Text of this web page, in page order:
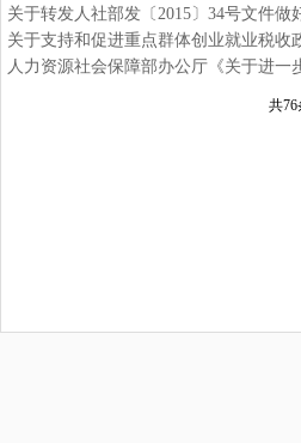
关于支持和促进重点群体创业就业税收
共